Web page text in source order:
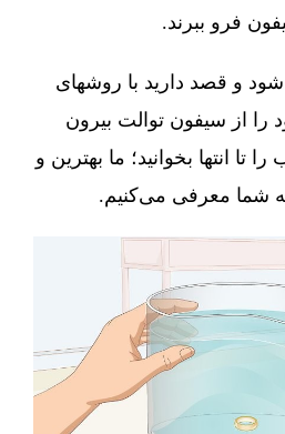
فرو ببرند.
شود و قصد دارید با روشهای
را از سیفون توالت بیرون
تا انتها بخوانید؛ ما بهترین و
شما معرفی می‌کنیم.